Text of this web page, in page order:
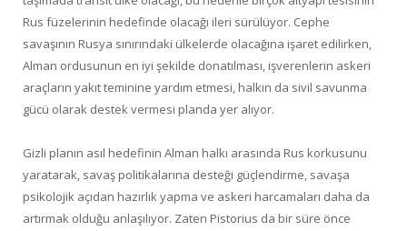
Rus füzelerinin hedefinde olacağı ileri sürülüyor. Cephe
savaşının Rusya sınırındaki ülkelerde olacağına işaret edilirken,
Alman ordusunun en iyi şekilde donatılması, işverenlerin askeri
araçların yakıt teminine yardım etmesi, halkın da sivil savunma
gücü olarak destek vermesi planda yer alıyor.
Gizli planın asıl hedefinin Alman halkı arasında Rus korkusunu
yaratarak, savaş politikalarına desteği güçlendirme, savaşa
psikolojik açıdan hazırlık yapma ve askeri harcamaları daha da
artırmak olduğu anlaşılıyor. Zaten Pistorius da bir süre önce